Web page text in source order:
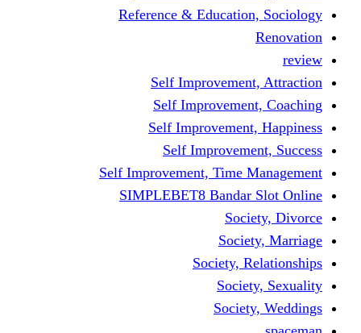
Reference &
Self
Self
Self
Self
Self Improvement, Time
SIMPLEBET8 Bandar
Society,